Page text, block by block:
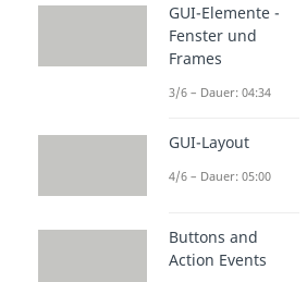
GUI-Elemente -
Fenster und
Frames
3/6 – Dauer: 04:34
GUI-Layout
4/6 – Dauer: 05:00
Buttons and
Action Events